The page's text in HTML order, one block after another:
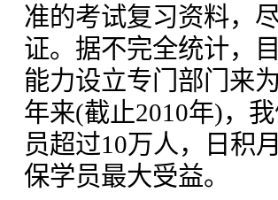
准的考试复习资料，
证。据不完全统计，
能力设立专门部门来
年来(截止2010年)，
员超过10万人，日积
保学员最大受益。